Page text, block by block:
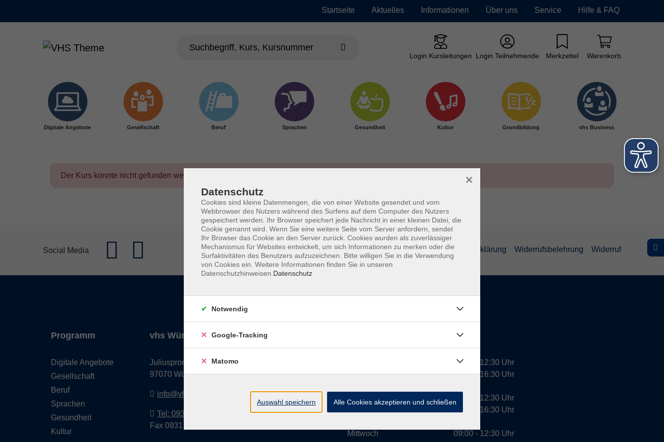
Startseite Aktuelles Informationen Über uns Service Hilfe & FAQ
Login Kursleitungen Login Teilnehmende Merkzettel Warenkorb
Digitale Angebote Gesellschaft Beruf Sprachen Gesundheit Kultur Grundbildung vhs Business
Der Kurs konnte nicht gefunden werden.
Social Media Impressum AGBs Datenschutzerklärung Barrierefreiheitserklärung Widerrufsbelehrung Widerruf
Programm
Digitale Angebote
Gesellschaft
Beruf
Sprachen
Gesundheit
Kultur
vhs Würzburg & Umgebung e. V.
Juliuspromenade 68
97070 Würzburg
info@vhs-wuerzburg.de
Tel: 0931 35593 0
Fax 0931 35593-20
Dienstag
Mittwoch
09:00 - 12:30 Uhr
13:00 - 16:30 Uhr
10:00 - 12:30 Uhr
13:00 - 16:30 Uhr
09:00 - 12:30 Uhr
Datenschutz
Cookies sind kleine Datenmengen, die von einer Website gesendet und vom
Webbrowser des Nutzers während des Surfens auf dem Computer des Nutzers
gespeichert werden. Ihr Browser speichert jede Nachricht in einer kleinen Datei, die
Cookie genannt wird. Wenn Sie eine weitere Seite vom Server anfordern, sendet
Ihr Browser das Cookie an den Server zurück. Cookies wurden als zuverlässiger
Mechanismus für Websites entwickelt, um sich Informationen zu merken oder die
Surfaktivitäten des Benutzers aufzuzeichnen. Bitte willigen Sie in die Verwendung
von Cookies ein. Weitere Informationen finden Sie in unseren
Datenschutzhinweisen. Datenschutz
×
Notwendig
Google-Tracking
Matomo
Auswahl speichern Alle Cookies akzeptieren und schließen